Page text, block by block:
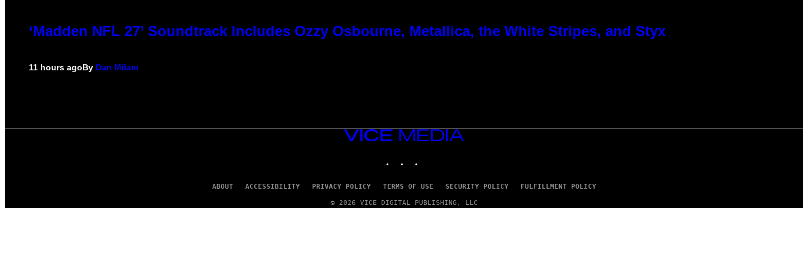
‘Madden NFL 27’ Soundtrack Includes Ozzy Osbourne, Metallica, the White Stripes, and Styx
11 hours agoBy Dan Milam
VICE
MEDIA
ABOUT ACCESSIBILITY PRIVACY POLICY TERMS OF USE SECURITY POLICY FULFILLMENT POLICY
© 2026 VICE DIGITAL PUBLISHING, LLC